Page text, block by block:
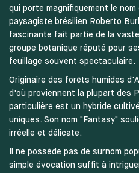
qui porte magnifiquement le
paysagiste brésilien Roberto
fascinante fait partie de la
groupe botanique réputé pour
feuillage souvent spectaculaire.
Originaire des forêts humides
d'où proviennent la plupart des
particulière est un hybride
uniques. Son nom "Fantasy"
irréelle et délicate.
Il ne possède pas de surnom
simple évocation suffit à